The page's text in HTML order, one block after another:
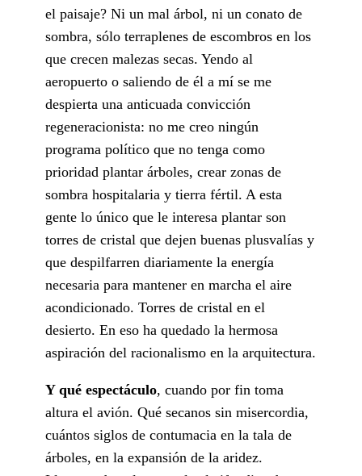
el paisaje? Ni un mal árbol, ni un conato de
sombra, sólo terraplenes de escombros en los
que crecen malezas secas. Yendo al
aeropuerto o saliendo de él a mí se me
despierta una anticuada convicción
regeneracionista: no me creo ningún
programa político que no tenga como
prioridad plantar árboles, crear zonas de
sombra hospitalaria y tierra fértil. A esta
gente lo único que le interesa plantar son
torres de cristal que dejen buenas plusvalías y
que despilfarren diariamente la energía
necesaria para mantener en marcha el aire
acondicionado. Torres de cristal en el
desierto. En eso ha quedado la hermosa
aspiración del racionalismo en la arquitectura.
Y qué espectáculo, cuando por fin toma
altura el avión. Qué secanos sin misercordia,
cuántos siglos de contumacia en la tala de
árboles, en la expansión de la aridez.